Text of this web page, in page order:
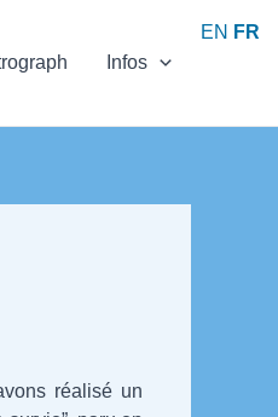
Infos
réalisé un
EN FR